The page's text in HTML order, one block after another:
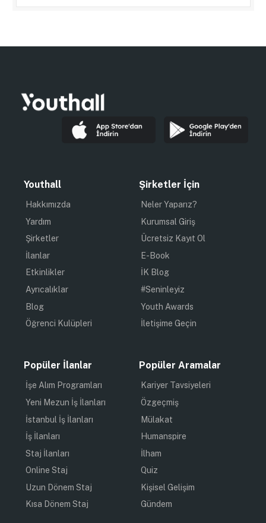
Youthall
Hakkımızda
Yardım
Şirketler
İlanlar
Etkinlikler
Ayrıcalıklar
Blog
Öğrenci Kulüpleri
Şirketler İçin
Neler Yaparız?
Kurumsal Giriş
Ücretsiz Kayıt Ol
E-Book
İK Blog
#Seninleyiz
Youth Awards
İletişime Geçin
Popüler İlanlar
İşe Alım Programları
Yeni Mezun İş İlanları
İstanbul İş İlanları
İş İlanları
Staj İlanları
Online Staj
Uzun Dönem Staj
Kısa Dönem Staj
Popüler Aramalar
Kariyer Tavsiyeleri
Özgeçmiş
Mülakat
Humanspire
İlham
Quiz
Kişisel Gelişim
Gündem